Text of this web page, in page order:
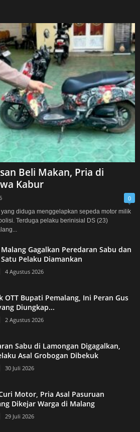
Beli Makan, Pria di
Kabur
0
diduga menggelapkan sepeda motor milik
Terduga pelaku berinisial DS (23)
Gagalkan Peredaran Sabu dan
Pelaku Diamankan
4 Agustus 2026
OTT Bupati Pemalang, Ini Peran Gus
Diungkap...
2 Agustus 2026
Sabu di Lamongan Digagalkan,
Asal Grobogan Dibekuk
30 Juli 2026
Motor, Pria Asal Pasuruan
Dikejar Warga di Malang
29 Juli 2026